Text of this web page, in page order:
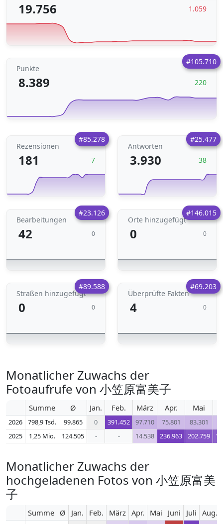
19.756 1.059
#105.710
Punkte
8.389 220
#85.278
Rezensionen
181 7
#25.477
Antworten
3.930 38
#23.126
Bearbeitungen
42 0
#146.015
Orte hinzugefügt
0 0
#89.588
Straßen hinzugefügt
0 0
#69.203
Überprüfte Fakten
4 0
Monatlicher Zuwachs der
Fotoaufrufe von 小笠原富美子
Summe Ø Jan. Feb. März Apr. Mai
2026 798,9 Tsd. 99.865 0 391.452 97.710 75.801 83.301
2025
1,25 Mio. 124.505 - - 14.538 236.963 202.759
Monatlicher Zuwachs der
hochgeladenen Fotos von 小笠原富美
子
Summe Ø Jan. Feb. März Apr. Mai Juni Juli Aug.